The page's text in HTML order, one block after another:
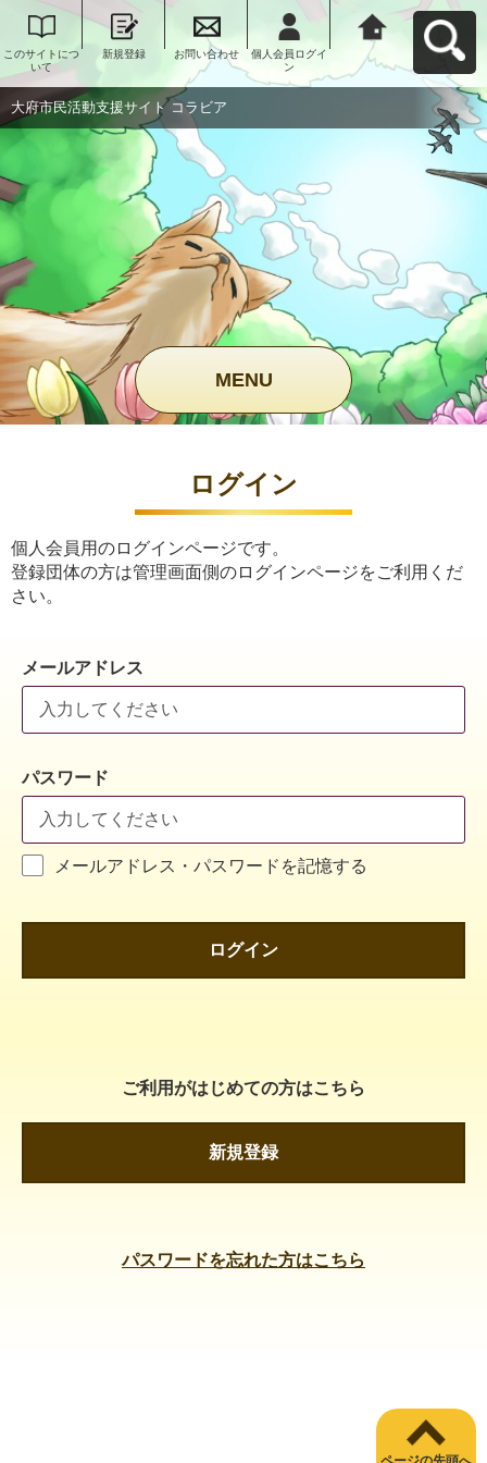
このサイトにつ
いて
新規登録 お問い合わせ
個人会員ログイ
ン
大府市民活動支
援サイト コラビ
アへ戻る
大府市民活動支援サイト コラビア
MENU
ログイン
個人会員用のログインページです。
登録団体の方は管理画面側のログインページをご利用くだ
さい。
メールアドレス
パスワード
メールアドレス・パスワードを記憶する
ログイン
ご利用がはじめての方はこちら
新規登録
パスワードを忘れた方はこちら